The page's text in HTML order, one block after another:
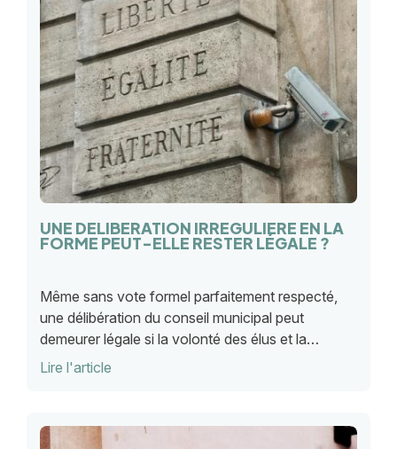
UNE DÉLIBÉRATION IRRÉGULIÈRE EN LA
FORME PEUT-ELLE RESTER LÉGALE ?
Même sans vote formel parfaitement respecté,
une délibération du conseil municipal peut
demeurer légale si la volonté des élus et la
majorité ressortent clairement des débats. C'est
Lire l'article